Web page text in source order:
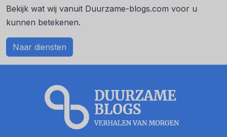
Bekijk wat wij vanuit Duurzame-blogs.com voor u
kunnen betekenen.
Naar diensten